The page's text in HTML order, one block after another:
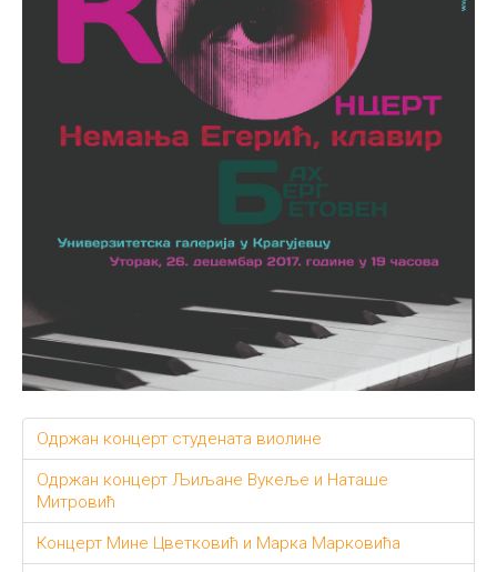
Одржан концерт студената виолине
Одржан концерт Љиљане Вукеље и Наташе
Митровић
Концерт Мине Цветковић и Марка Марковића